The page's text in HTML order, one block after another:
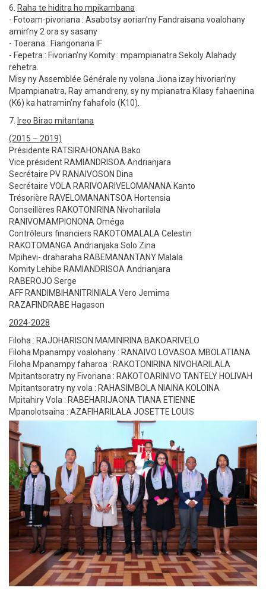
6. Raha te hiditra ho mpikambana
- Fotoam-pivoriana : Asabotsy aorian’ny Fandraisana voalohany
amin’ny 2 ora sy sasany
- Toerana : Fiangonana IF
- Fepetra : Fivorian’ny Komity : mpampianatra Sekoly Alahady
rehetra.
Misy ny Assemblée Générale ny volana Jiona izay hivorian’ny
Mpampianatra, Ray amandreny, sy ny mpianatra Kilasy fahaenina
(K6) ka hatramin’ny fahafolo (K10).
7. Ireo Birao mitantana
(2015 – 2019)
Présidente RATSIRAHONANA Bako
Vice président RAMIANDRISOA Andrianjara
Secrétaire PV RANAIVOSON Dina
Secrétaire VOLA RARIVOARIVELOMANANA Kanto
Trésorière RAVELOMANANTSOA Hortensia
Conseillères RAKOTONIRINA Nivoharilala
RANIVOMAMPIONONA Oméga
Contrôleurs financiers RAKOTOMALALA Celestin
RAKOTOMANGA Andrianjaka Solo Zina
Mpihevi- draharaha RABEMANANTANY Malala
Komity Lehibe RAMIANDRISOA Andrianjara
RABEROJO Serge
AFF RANDIMBIHANITRINIALA Vero Jemima
RAZAFINDRABE Hagason
2024-2028
Filoha : RAJOHARISON MAMINIRINA BAKOARIVELO
Filoha Mpanampy voalohany : RANAIVO LOVASOA MBOLATIANA
Filoha Mpanampy faharoa : RAKOTONIRINA NIVOHARILALA
Mpitantsoratry ny Fivoriana : RAKOTOARINIVO TANTELY HOLIVAH
Mpitantsoratry ny vola : RAHASIMBOLA NIAINA KOLOINA
Mpitahiry Vola : RABEHARIJAONA TIANA ETIENNE
Mpanolotsaina : AZAFIHARILALA JOSETTE LOUIS